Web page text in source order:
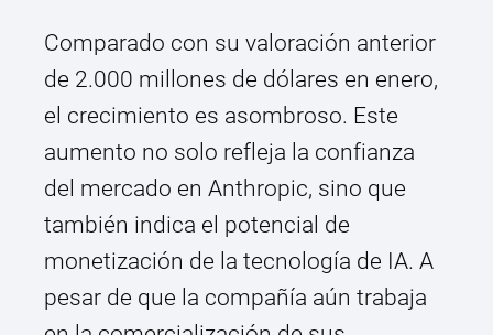
Comparado con su valoración anterior
de 2.000 millones de dólares en enero,
el crecimiento es asombroso. Este
aumento no solo refleja la confianza
del mercado en Anthropic, sino que
también indica el potencial de
monetización de la tecnología de IA. A
pesar de que la compañía aún trabaja